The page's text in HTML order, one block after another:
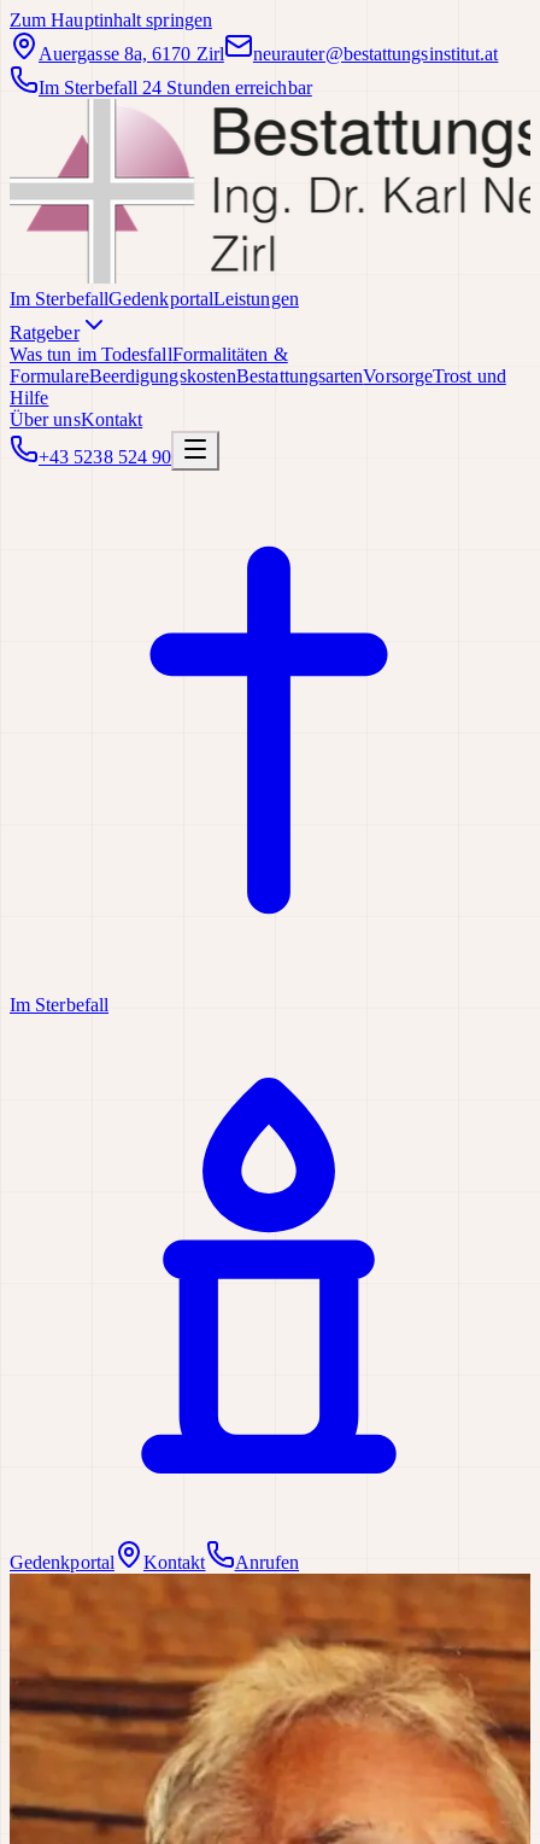
Zum Hauptinhalt springen
Auergasse 8a, 6170 Zirl
neurauter@bestattungsinstitut.at
Im Sterbefall 24 Stunden erreichbar
Im SterbefallGedenkportalLeistungen
Ratgeber
Was tun im TodesfallFormalitäten &
FormulareBeerdigungskostenBestattungsartenVorsorgeTrost und
Hilfe
Über unsKontakt
+43 5238 524 90
Im Sterbefall
Gedenkportal Kontakt Anrufen